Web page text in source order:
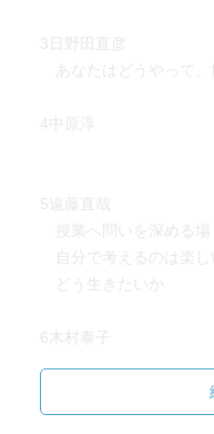
3日野田直彦
あなたはどうやって、
4中原淳
5遠藤直哉
授業へ問いを深める場
自分で考えるのは楽し
どう生きたいか
6木村泰子
7鈴木大裕